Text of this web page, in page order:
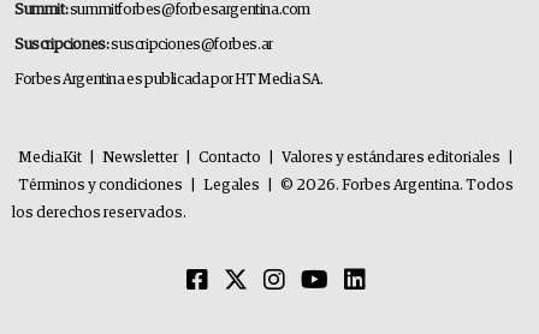
Summit:summitforbes@forbesargentina.com
Suscripciones:suscripciones@forbes.ar
Forbes Argentina es publicada por HT Media SA.
MediaKit Newsletter Contacto Valores y estándares editoriales
Términos y condiciones
Legales
© 2026. Forbes Argentina. Todos
los derechos reservados.